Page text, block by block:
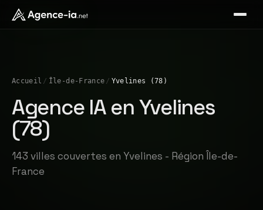
Accueil / Île-de-France / Yvelines (78)
Agence IA en Yvelines
(78)
143 villes couvertes en Yvelines - Région Île-de-
France